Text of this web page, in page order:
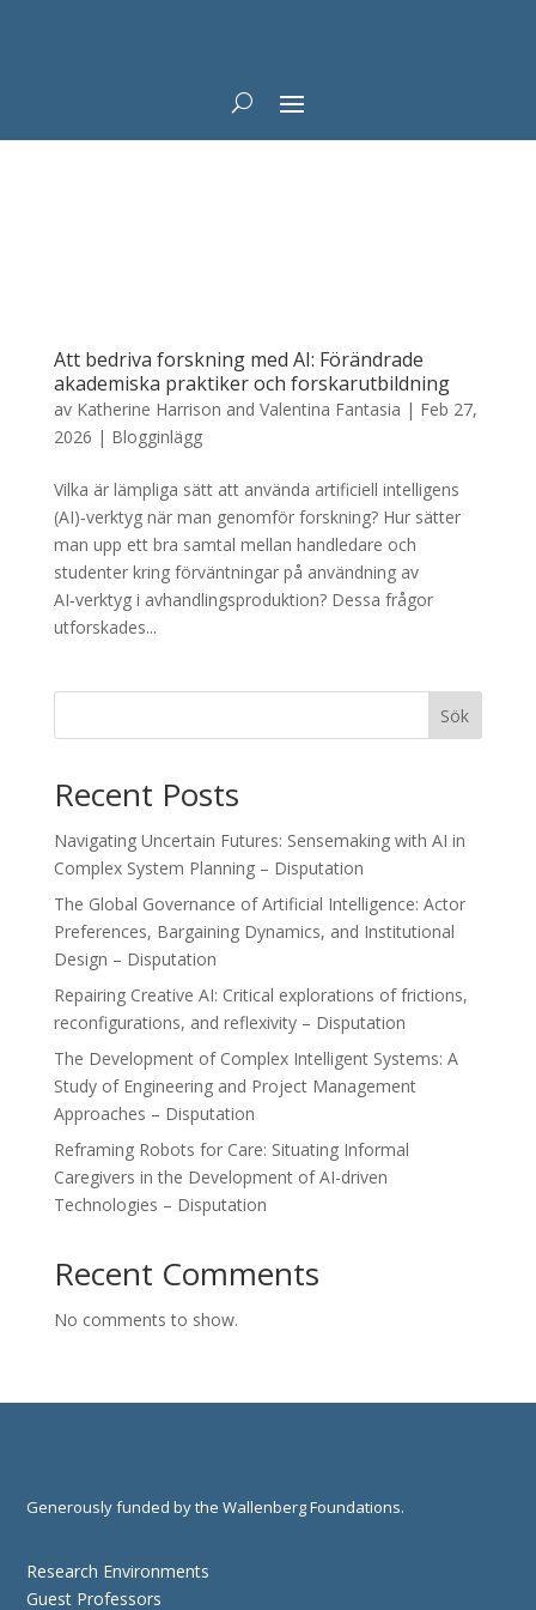
Att bedriva forskning med AI: Förändrade
akademiska praktiker och forskarutbildning
av Katherine Harrison and Valentina Fantasia | Feb 27,
2026 | Blogginlägg
Vilka är lämpliga sätt att använda artificiell intelligens
(AI)‑verktyg när man genomför forskning? Hur sätter
man upp ett bra samtal mellan handledare och
studenter kring förväntningar på användning av
AI‑verktyg i avhandlingsproduktion? Dessa frågor
utforskades...
Sök
Recent Posts
Navigating Uncertain Futures: Sensemaking with AI in
Complex System Planning – Disputation
The Global Governance of Artificial Intelligence: Actor
Preferences, Bargaining Dynamics, and Institutional
Design – Disputation
Repairing Creative AI: Critical explorations of frictions,
reconfigurations, and reflexivity – Disputation
The Development of Complex Intelligent Systems: A
Study of Engineering and Project Management
Approaches – Disputation
Reframing Robots for Care: Situating Informal
Caregivers in the Development of AI-driven
Technologies – Disputation
Recent Comments
No comments to show.
Generously funded by the Wallenberg Foundations.
Research Environments
Guest Professors